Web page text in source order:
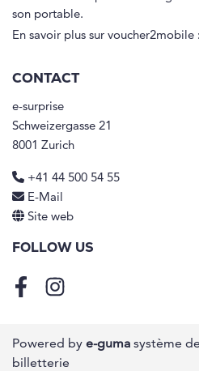
son portable.
En savoir plus sur voucher2mobile
CONTACT
e-surprise
Schweizergasse 21
8001 Zurich
+41 44 500 54 55
E-Mail
Site web
FOLLOW US
FacebookInstagram
Powered by e-guma système
billetterie